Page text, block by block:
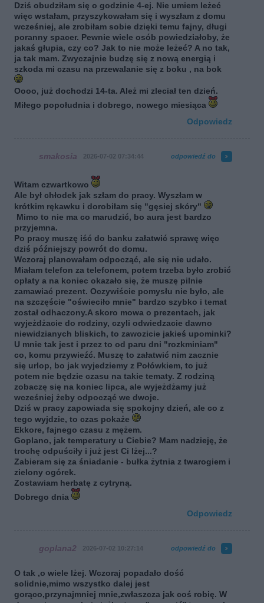
Dziś obudziłam się o godzinie 4-ej. Nie umiem leżeć
więc wstałam, przyszykowałam się i wyszłam z domu
wcześniej, ale zrobiłam sobie dzięki temu fajny, długi
poranny spacer. Pewnie wiele osób powiedziałoby, że
jakaś głupia, czy co? Jak to nie może leżeć? A no tak,
ja tak mam. Zwyczajnie budzę się z nową energią i
szkoda mi czasu na przewalanie się z boku , na bok
Oooo, już dochodzi 14-ta. Ależ mi zleciał ten dzień.
Miłego popołudnia i dobrego, nowego miesiąca
Odpowiedz
smakosia 2026-07-02 07:34:44 odpowiedź do
Witam czwartkowo
Ale był chłodek jak szłam do pracy. Wyszłam w
krótkim rękawku i dorobiłam się "gęsiej skóry"
Mimo to nie ma co marudzić, bo aura jest bardzo
przyjemna.
Po pracy muszę iść do banku załatwić sprawę więc
dziś późniejszy powrót do domu.
Wczoraj planowałam odpocząć, ale się nie udało.
Miałam telefon za telefonem, potem trzeba było zrobić
opłaty a na koniec okazało się, że muszę pilnie
zamawiać prezent. Oczywiście pomysłu nie było, ale
na szczęście "oświeciło mnie" bardzo szybko i temat
został odhaczony.A skoro mowa o prezentach, jak
wyjeżdżacie do rodziny, czyli odwiedzacie dawno
niewidzianych bliskich, to zawozicie jakieś upominki?
U mnie tak jest i przez to od paru dni "rozkminiam"
co, komu przywieźć. Muszę to załatwić nim zacznie
się urlop, bo jak wyjedziemy z Połówkiem, to już
potem nie będzie czasu na takie tematy. Z rodziną
zobaczę się na koniec lipca, ale wyjeżdżamy już
wcześniej żeby odpocząć we dwoje.
Dziś w pracy zapowiada się spokojny dzień, ale co z
tego wyjdzie, to czas pokaże
Ekkore, fajnego czasu z mężem.
Goplano, jak temperatury u Ciebie? Mam nadzieję, że
trochę odpuściły i już jest Ci lżej...?
Zabieram się za śniadanie - bułka żytnia z twarogiem i
zielony ogórek.
Zostawiam herbatę z cytryną.
Dobrego dnia
Odpowiedz
goplana2 2026-07-02 10:27:14 odpowiedź do
O tak ,o wiele lżej. Wczoraj popadało dość
solidnie,mimo wszystko dalej jest
gorąco,przynajmniej mnie,zwłaszcza jak coś robię. W